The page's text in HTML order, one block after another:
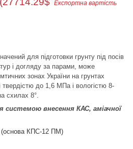
Експортна вартість
для підготовки грунту під посів
і догляду за парами, може
зонах України на грунтах
твердістю до 1,6 МПа і вологістю 8-
схилах 8°.
внесення КАС, аміачної
(основа КПС-12 ПМ)